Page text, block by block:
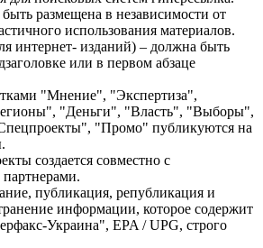
размещена в независимости от
использования материалов.
интернет- изданий) – должна быть
или в первом абзаце
"Мнение", "Экспертиза",
"Деньги", "Власть", "Выборы",
"Промо" публикуются на
создается совместно с
публикация, републикация и
информации, которое содержит
Украина", EPA / UPG, строго